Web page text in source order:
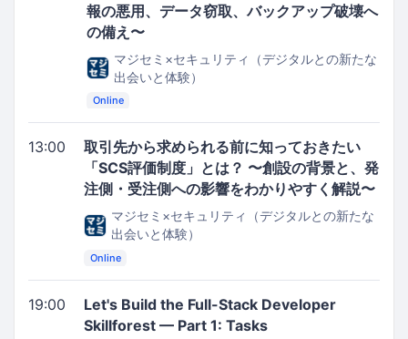
報の悪用、データ窃取、バックアップ破壊へ
の備え〜
マジセミ×セキュリティ（デジタルとの新たな
出会いと体験）
Online
13:00
取引先から求められる前に知っておきたい
「SCS評価制度」とは？ 〜創設の背景と、発
注側・受注側への影響をわかりやすく解説〜
マジセミ×セキュリティ（デジタルとの新たな
出会いと体験）
Online
19:00
Let's Build the Full-Stack Developer
Skillforest — Part 1: Tasks